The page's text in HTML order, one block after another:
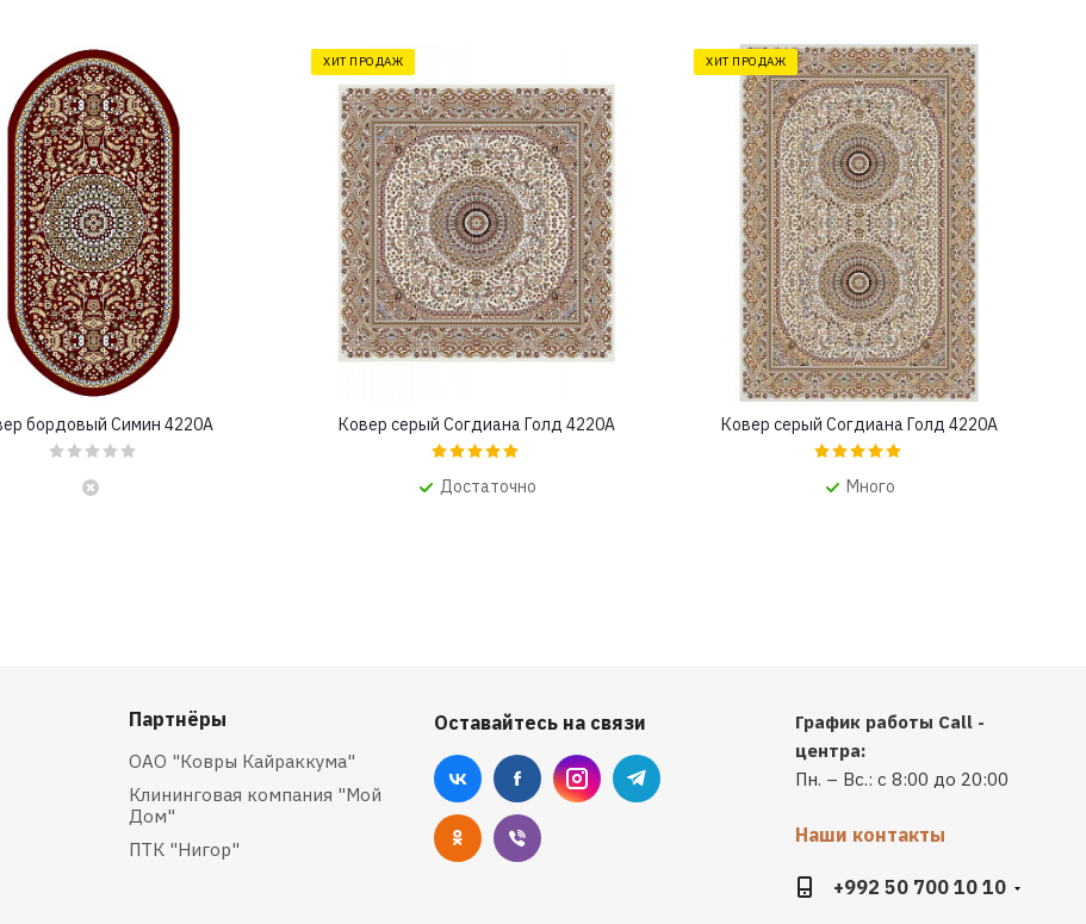
бордовый Симин 4220A
ХИТ ПРОДАЖ
Ковер серый Согдиана Голд 4220A
Достаточно
ХИТ ПРОДАЖ
Ковер серый Согдиана Голд 4220A
Много
Партнёры
ОАО "Ковры Кайраккума"
Клининговая компания "Мой
Дом"
ПТК "Нигор"
Оставайтесь на связи
График работы Call -
центра:
Пн. – Вс.: с 8:00 до 20:00
Наши контакты
+992 50 700 10 10